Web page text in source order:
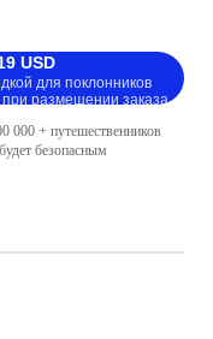
USD
для поклонников
размещении заказа.
000 + путешественников
безопасным